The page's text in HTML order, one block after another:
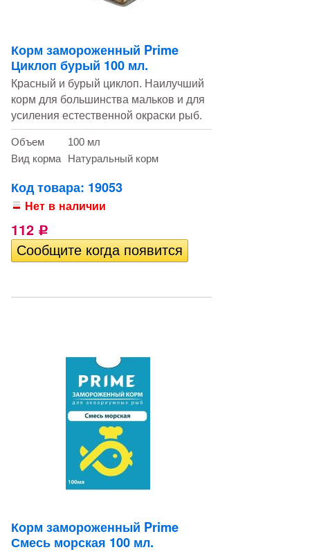
Корм замороженный Prime
Циклоп бурый 100 мл.
Красный и бурый циклоп. Наилучший
корм для большинства мальков и для
усиления естественной окраски рыб.
Объем
100 мл
Вид корма
Натуральный корм
Код товара: 19053
Нет в наличии
112 Р
Корм замороженный Prime
Смесь морская 100 мл.